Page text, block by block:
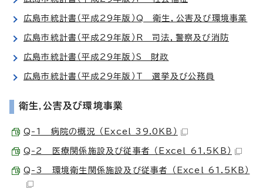
広島市統計書（平成29年版）Q 衛生，公害及び環境事業
広島市統計書（平成29年版）R 司法，警察及び消防
広島市統計書（平成29年版）S 財政
広島市統計書（平成29年版）T 選挙及び公務員
衛生,公害及び環境事業
Q-1 病院の概況 （Excel 39.0KB）
Q-2 医療関係施設及び従事者 （Excel 61.5KB）
Q-3 環境衛生関係施設及び従事者 （Excel 61.5KB）